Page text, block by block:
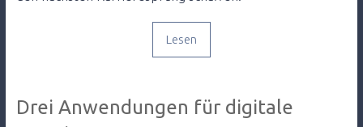
Lesen
Drei Anwendungen für digitale